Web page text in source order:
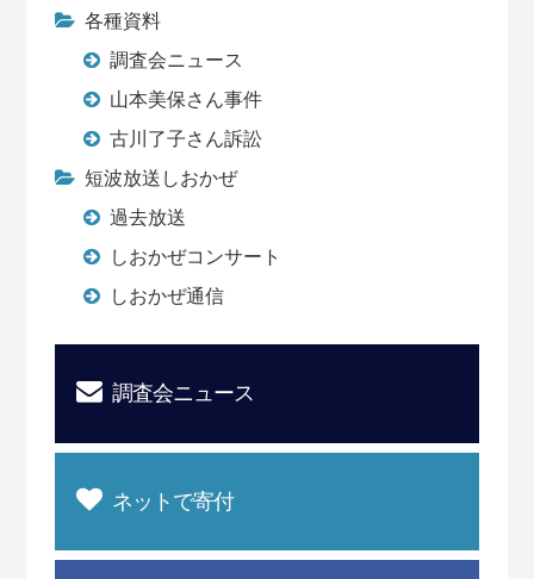
各種資料
調査会ニュース
山本美保さん事件
古川了子さん訴訟
短波放送しおかぜ
過去放送
しおかぜコンサート
しおかぜ通信
調査会ニュース
ネットで寄付